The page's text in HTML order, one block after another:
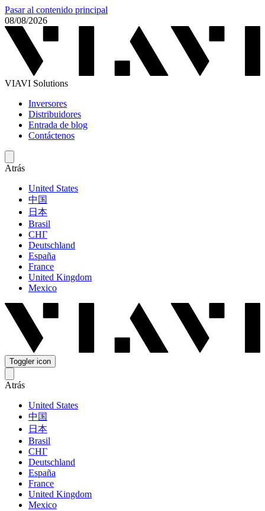
Pasar al contenido principal
08/08/2026
VIAVI Solutions
Inversores
Distribuidores
Entrada de blog
Contáctenos
Atrás
United States
中国
日本
Brasil
СНГ
Deutschland
España
France
United Kingdom
Mexico
Toggler icon
Atrás
United States
中国
日本
Brasil
СНГ
Deutschland
España
France
United Kingdom
Mexico